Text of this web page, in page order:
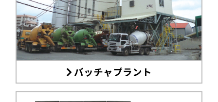
バッチャプラント